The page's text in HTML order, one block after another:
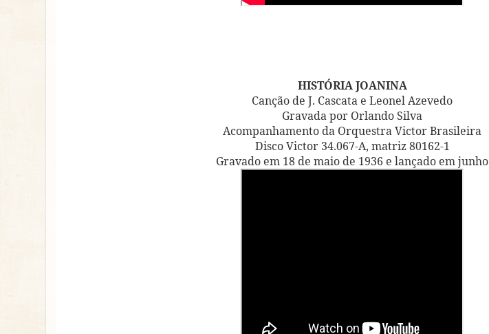
HISTÓRIA JOANINA
Canção de J. Cascata e Leonel Azevedo
Gravada por Orlando Silva
Acompanhamento da Orquestra Victor Brasileira
Disco Victor 34.067-A, matriz 80162-1
Gravado em 18 de maio de 1936 e lançado em junho